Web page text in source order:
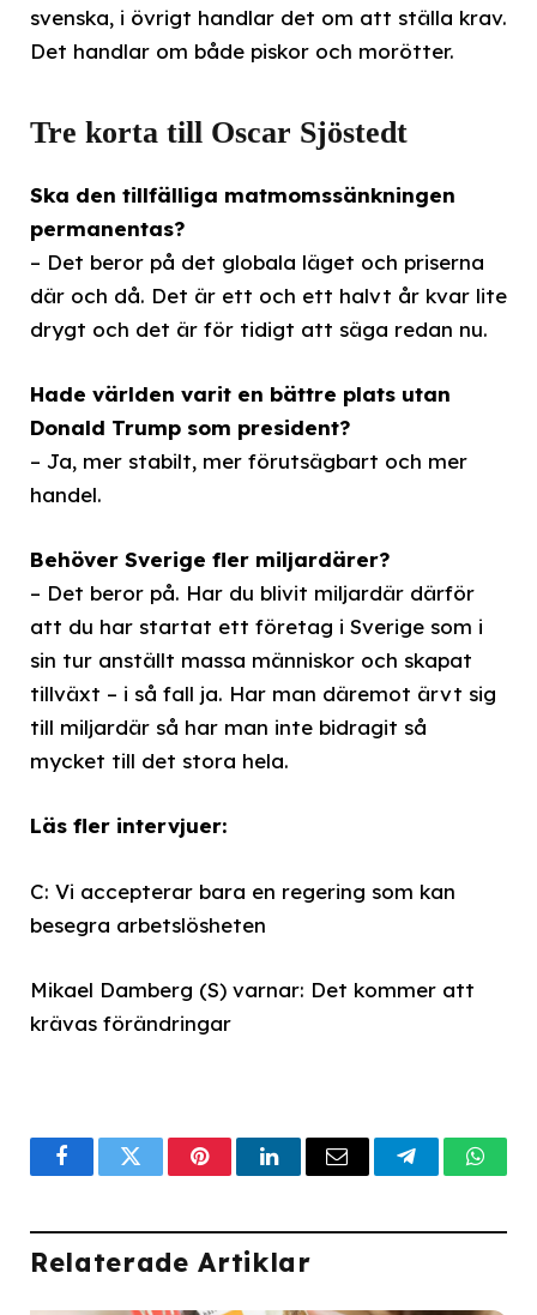
svenska, i övrigt handlar det om att ställa krav.
Det handlar om både piskor och morötter.
Tre korta till Oscar Sjöstedt
Ska den tillfälliga matmomssänkningen
permanentas?
– Det beror på det globala läget och priserna
där och då. Det är ett och ett halvt år kvar lite
drygt och det är för tidigt att säga redan nu.
Hade världen varit en bättre plats utan
Donald Trump som president?
– Ja, mer stabilt, mer förutsägbart och mer
handel.
Behöver Sverige fler miljardärer?
– Det beror på. Har du blivit miljardär därför
att du har startat ett företag i Sverige som i
sin tur anställt massa människor och skapat
tillväxt – i så fall ja. Har man däremot ärvt sig
till miljardär så har man inte bidragit så
mycket till det stora hela.
Läs fler intervjuer:
C: Vi accepterar bara en regering som kan
besegra arbetslösheten
Mikael Damberg (S) varnar: Det kommer att
krävas förändringar
FacebookTwitterPinterestLinkedInEmail Telegram
Relaterade Artiklar